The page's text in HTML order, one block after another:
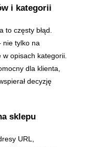
i kategorii
częsty błąd.
nie tylko na
opisach kategorii.
dla klienta,
decyzję
sklepu
URL,